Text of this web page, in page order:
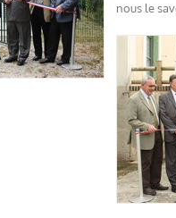
nous le